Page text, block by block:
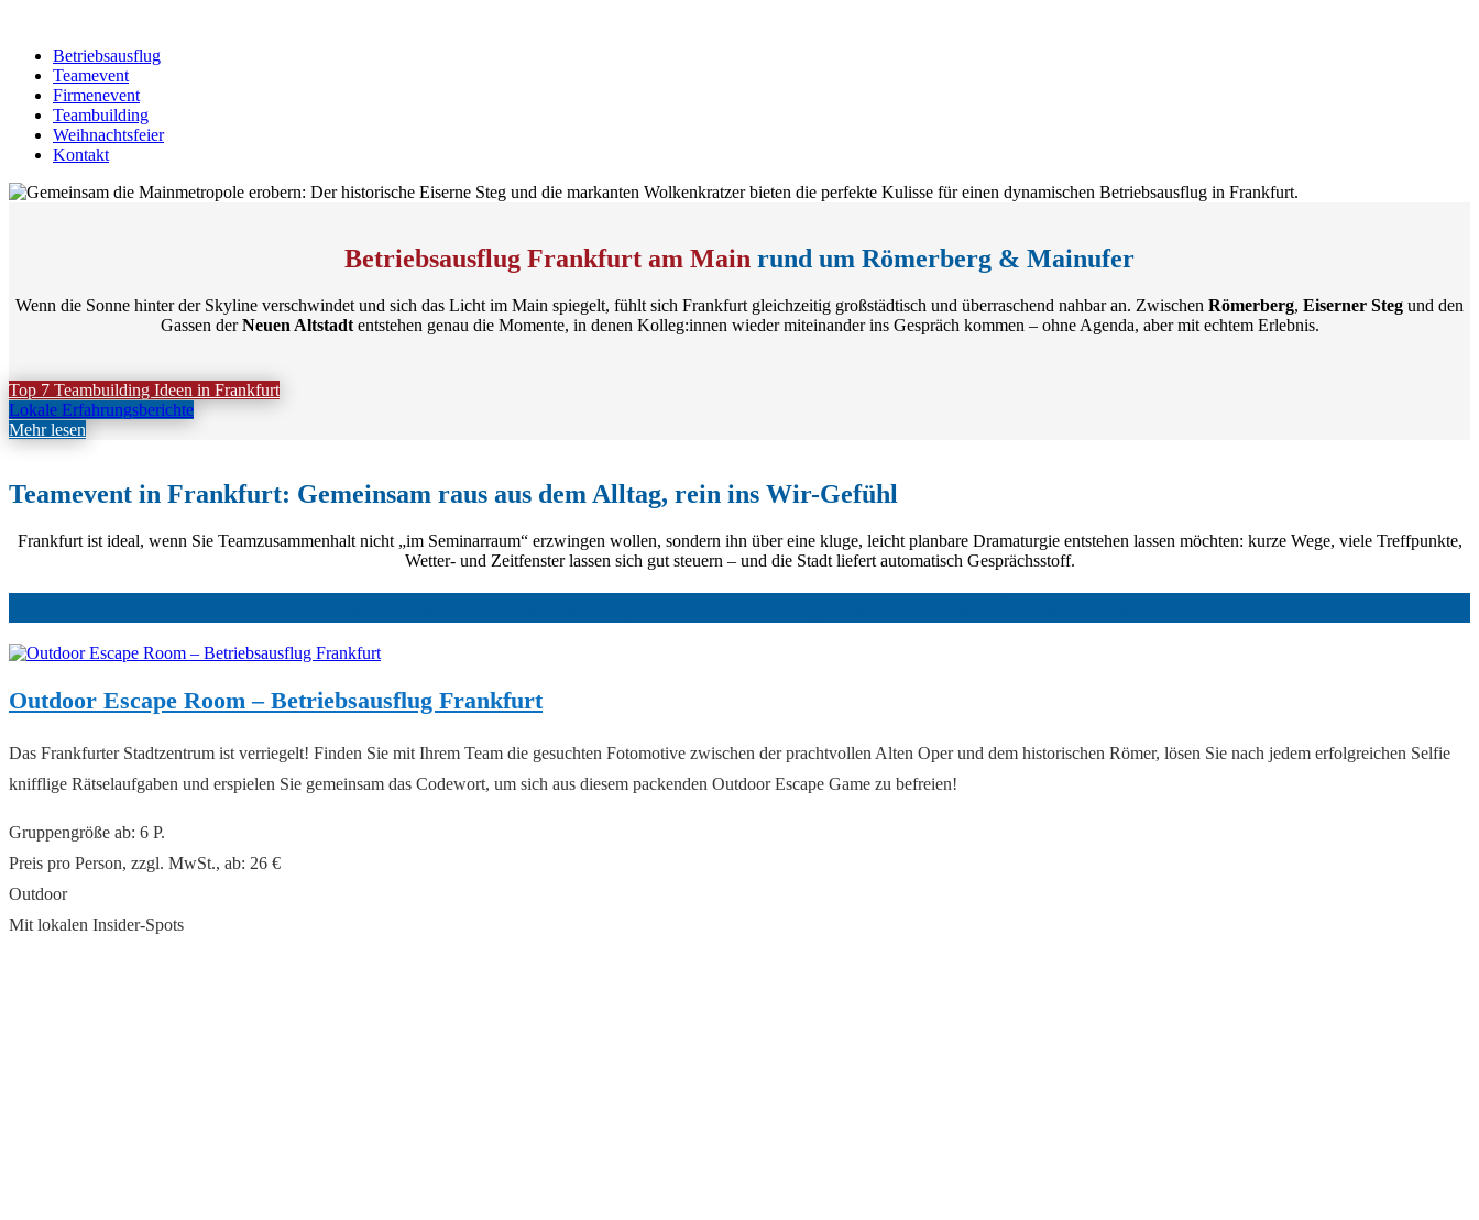
Betriebsausflug
Teamevent
Firmenevent
Teambuilding
Weihnachtsfeier
Kontakt
Betriebsausflug Frankfurt am Main rund um Römerberg & Mainufer
Wenn die Sonne hinter der Skyline verschwindet und sich das Licht im Main spiegelt, fühlt sich Frankfurt gleichzeitig großstädtisch und überraschend nahbar an. Zwischen Römerberg, Eiserner Steg und den
Gassen derNeuen Altstadtentstehen genau die Momente, in denen Kolleg:innen wieder miteinander ins Gespräch kommen – ohne Agenda, aber mit echtem Erlebnis.
Top 7 Teambuilding Ideen in Frankfurt
Lokale Erfahrungsberichte
Mehr lesen
Teamevent in Frankfurt: Gemeinsam raus aus dem Alltag, rein ins Wir-Gefühl
Frankfurt ist ideal, wenn Sie Teamzusammenhalt nicht „im Seminarraum“ erzwingen wollen, sondern ihn über eine kluge, leicht planbare Dramaturgie entstehen lassen möchten: kurze Wege, viele Treffpunkte,
Wetter- und Zeitfenster lassen sich gut steuern – und die Stadt liefert automatisch Gesprächsstoff.
Outdoor Escape Room – Betriebsausflug Frankfurt
Das Frankfurter Stadtzentrum ist verriegelt! Finden Sie mit Ihrem Team die gesuchten Fotomotive zwischen der prachtvollen Alten Oper und dem historischen Römer, lösen Sie nach jedem erfolgreichen Selfie
knifflige Rätselaufgaben und erspielen Sie gemeinsam das Codewort, um sich aus diesem packenden Outdoor Escape Game zu befreien!
Gruppengröße ab: 6 P.
Preis pro Person, zzgl. MwSt., ab: 26 €
Outdoor
Mit lokalen Insider-Spots